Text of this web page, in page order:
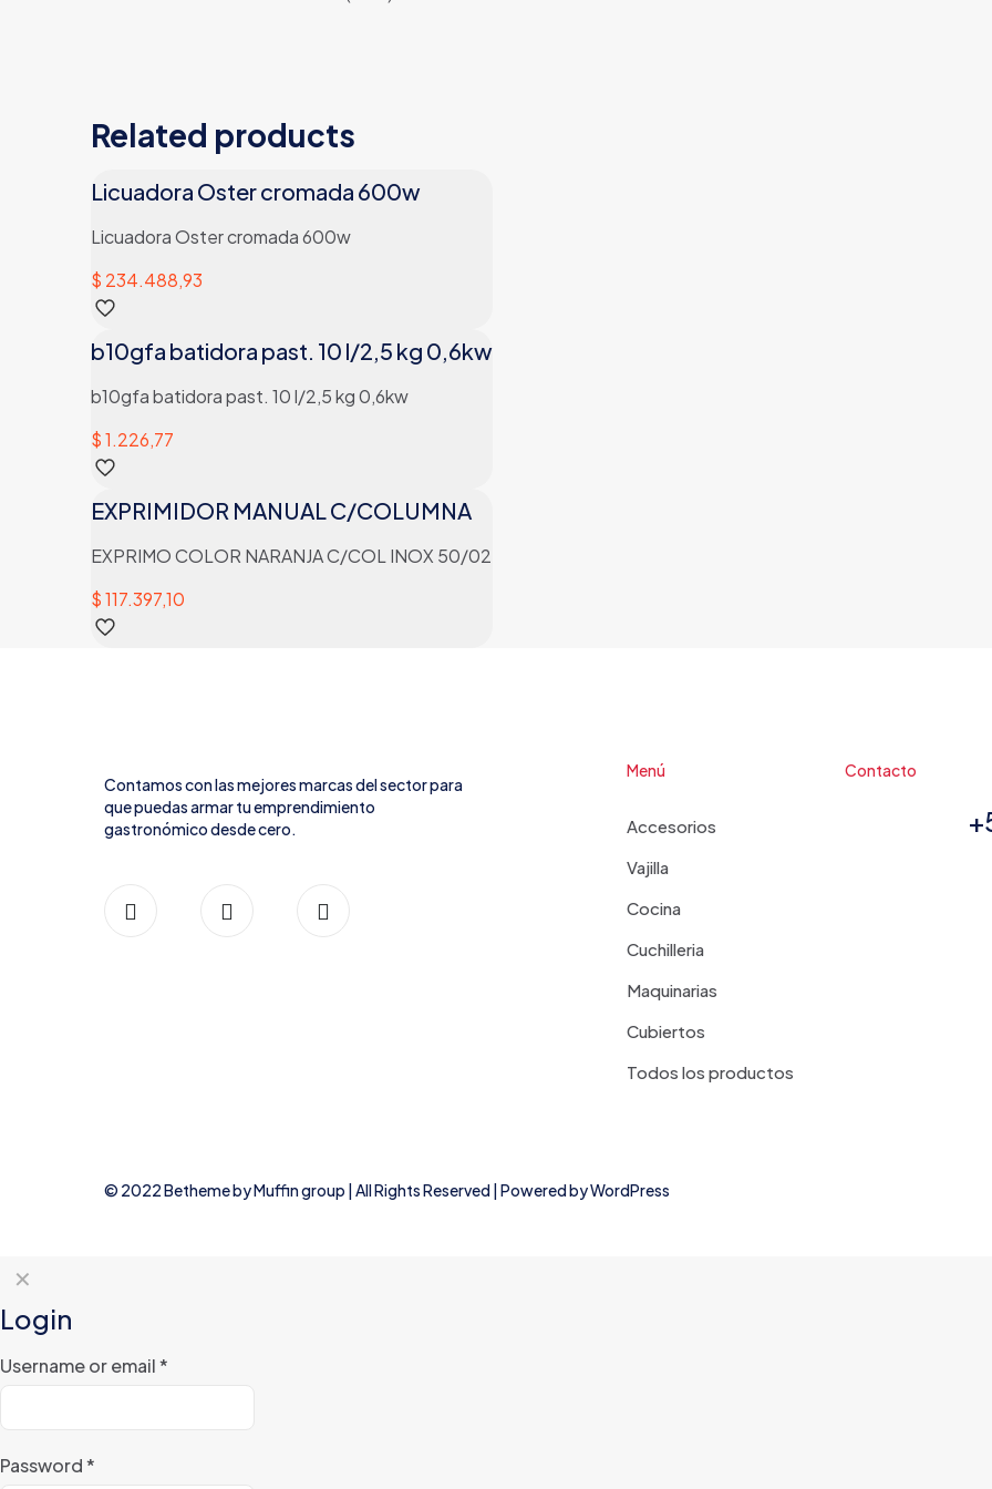
MATERIAL
FUNCIONAMIENTO
Related products
Licuadora Oster cromada 600w
Licuadora Oster cromada 600w
$ 234.488,93
b10gfa batidora past. 10 l/2,5 kg 0,6kw
b10gfa batidora past. 10 l/2,5 kg 0,6kw
$1.226,77
EXPRIMIDOR MANUAL C/COLUMNA
EXPRIMO COLOR NARANJA C/COL INOX 50/02
$117.397,10
Contamos con las mejores marcas del sector para
que puedas armar tu emprendimiento
gastronómico desde cero.
Menú
Accesorios
Vajilla
Cocina
Cuchilleria
Maquinarias
Cubiertos
Todos los productos
Contacto
© 2022 Betheme byMuffin group | All Rights Reserved | Powered byWordPress
✕
Login
Username or email*
Password*